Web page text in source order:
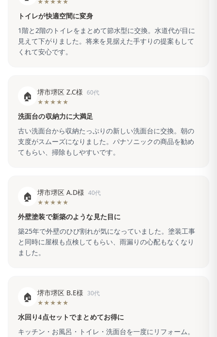
★★★★★
トイレが快適空間に変身
1階と2階のトイレをまとめて節水型に交換。水道代が目に
見えて下がりました。将来を見据えた手すりの提案もして
くれて安心です。
🏠 堺市堺区 Z.C様 60代
★★★★★
洗面台の収納力に大満足
古い洗面台から収納たっぷりの新しい洗面台に交換。朝の
支度がスムーズになりました。パナソニックの商品を勧め
てもらい、掃除もしやすいです。
🏠 堺市堺区 A.D様 40代
★★★★★
外壁塗装で新築のような見た目に
築25年で外壁のひび割れが気になっていました。塗装工事
と同時に屋根も点検してもらい、雨漏りの心配もなくなり
ました。
🏠 堺市堺区 B.E様 30代
★★★★★
水回り4点セットでまとめてお得に
キッチン・お風呂・トイレ・洗面台を一度にリフォーム。